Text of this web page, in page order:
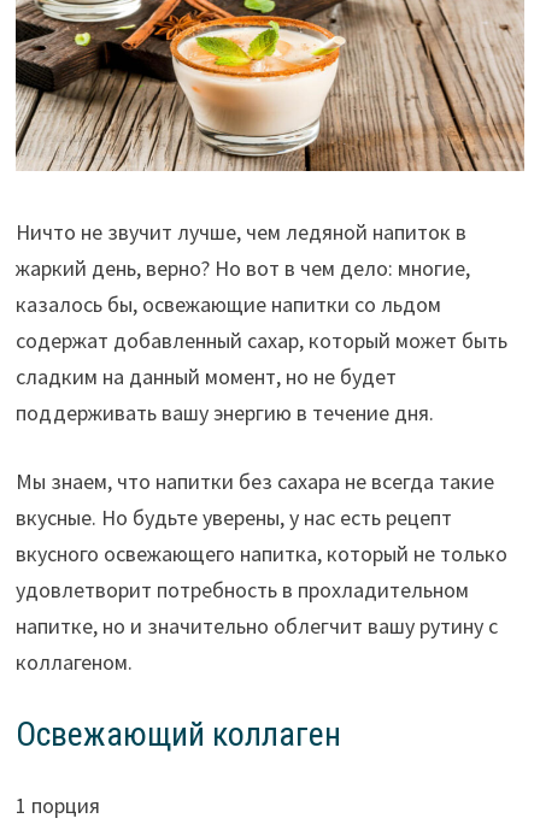
Ничто не звучит лучше, чем ледяной напиток в
жаркий день, верно? Но вот в чем дело: многие,
казалось бы, освежающие напитки со льдом
содержат добавленный сахар, который может быть
сладким на данный момент, но не будет
поддерживать вашу энергию в течение дня.
Мы знаем, что напитки без сахара не всегда такие
вкусные. Но будьте уверены, у нас есть рецепт
вкусного освежающего напитка, который не только
удовлетворит потребность в прохладительном
напитке, но и значительно облегчит вашу рутину с
коллагеном.
Освежающий коллаген
1 порция